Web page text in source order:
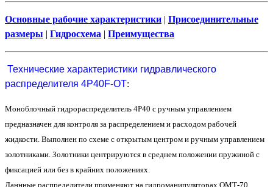
Основные рабочие характеристики | Присоединительные
размеры | Гидросхема | Преимущества
Технические характеристики гидравлического
распределителя 4P40F-OT:
Моноблочный гидрораспределитель 4Р40 с ручным управлением
предназначен для контроля за распределением и расходом рабочей
жидкости. Выполнен по схеме с открытым центром и ручным управлением
золотниками. Золотники центрируются в среднем положении пружиной с
фиксацией или без в крайних положениях.
Даннные распределители применяют на гидроманипуляторах ОМТ-70